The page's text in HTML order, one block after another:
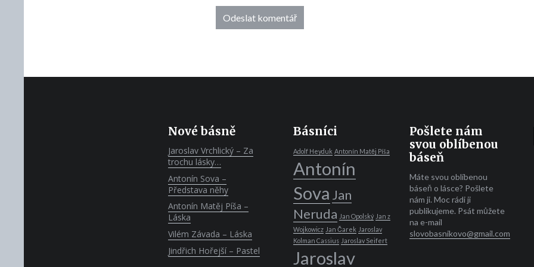
Nové básně
Jaroslav Vrchlický – Za
trochu lásky…
Antonín Sova –
Představa něhy
Antonín Matěj Píša –
Láska
Vilém Závada – Láska
Jindřich Hořejší – Pastel
Básníci
Adolf Heyduk Antonín Matěj Píša
Antonín
Sova Jan
Neruda Jan Opolský Jan z
Wojkowicz Jan Čarek Jaroslav
Kolman Cassius Jaroslav Seifert
Jaroslav
Pošlete nám
svou oblíbenou
báseň
Máte svou oblíbenou
báseň o lásce? Pošlete
nám ji. Moc rádi ji
publikujeme. Psát můžete
na e-mail
slovobasnikovo@gmail.com